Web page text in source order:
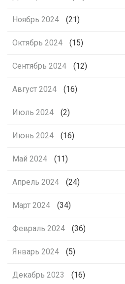
Ноябрь 2024 (21)
Октябрь 2024 (15)
Сентябрь 2024 (12)
Август 2024 (16)
Июль 2024 (2)
Июнь 2024 (16)
Май 2024 (11)
Апрель 2024 (24)
Март 2024 (34)
Февраль 2024 (36)
Январь 2024 (5)
Декабрь 2023 (16)